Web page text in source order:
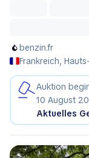
benzin.fr
Frankreich,
Auktion
10 August
Aktuelles